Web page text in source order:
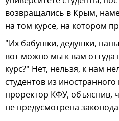
возвращались в Крым,
на том курсе, на котором
"Их бабушки, дедушки,
вот можно мы к вам оттуда
курс?" Нет, нельзя, к нам
студентов из
проректор КФУ, объяснив,
не предусмотрена